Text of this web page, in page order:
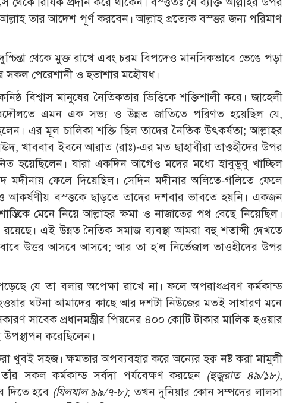
তার আদেশ পূর্ণ করবেন। আল্লাহ প্রত্যেক বস্ত্তর জন্য পরিমাণ
থেকে মুক্ত রাখে এবং চরম বিপদেও মানসিকভাবে ভেঙে পড়া
সকল পেরেশানী ও হতাশার মহৌষধ।
বিশ্বাস মানুষের নৈতিকতার ভিত্তিকে শক্তিশালী করে। জাহেলী
বদৌলতে এমন এক সভ্য ও উন্নত জাতিতে পরিণত হয়েছিল যে,
এর মূল চালিকা শক্তি ছিল তাদের নৈতিক উৎকর্ষতা; আল্লাহর
খাববাব ইবনে আরাত (রাঃ)-এর মত ছাহাবীরা তাওহীদের উপর
হয়েছিলেন। যারা একদিন আগেও মদের মধ্যে হাবুডুবু খাচ্ছিল
মদীনায় ফেলে দিয়েছিল। সেদিন মদীনার অলিতে-গলিতে ফেলে
আকর্ষণীয় বস্ত্তকে ছাড়তে তাদের দশবার ভাবতে হয়নি। একজন
মেনে নিয়ে আল্লাহর ক্ষমা ও নাজাতের পথ বেছে নিয়েছিল।
এই উন্নত নৈতিক সমাজ ব্যবস্থা আমরা বহু শতাব্দী দেখতে
উত্তর আসবে আসবে; আর তা হ’ল নির্ভেজাল তাওহীদের উপর
যে তা বলার অপেক্ষা রাখে না। ফলে অপরাধপ্রবণ কর্মকান্ড
ঘটনা আমাদের কাছে আর দশটা নিউজের মতই সাধারণ মনে
সাবেক প্রধানমন্ত্রীর পিয়নের ৪০০ কোটি টাকার মালিক হওয়ার
উপস্থাপন করেছিলেন।
খুবই সহজ। ক্ষমতার অপব্যবহার করে অন্যের হক্ব নষ্ট করা মামুলী
সকল কর্মকান্ড সর্বদা পর্যবেক্ষণ করছেন (হুজুরাত ৪৯/১৮),
দিতে হবে (যিলযাল ৯৯/৭-৮); তখন দুনিয়ার কোন সম্পদের লালসা